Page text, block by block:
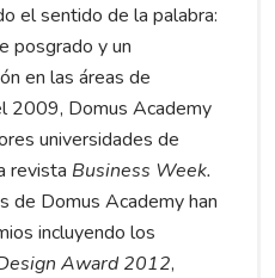
el sentido de la palabra:
posgrado y un
en las áreas de
2009, Domus Academy
universidades de
revista Business Week.
de Domus Academy han
incluyendo los
Award 2012,